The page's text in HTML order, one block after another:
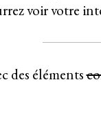
voir votre
des éléments